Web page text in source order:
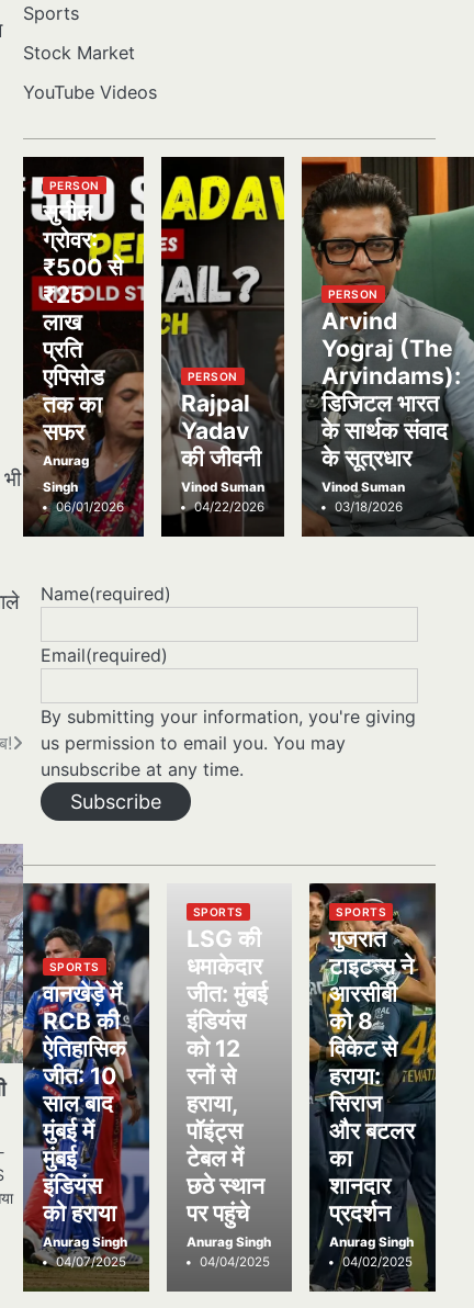
Sports
Stock Market
YouTube Videos
PERSON
सुनील
ग्रोवर:
₹500 से
₹25
लाख
प्रति
एपिसोड
तक का
सफर
Anurag
Singh
06/01/2026
PERSON
Rajpal
Yadav
की जीवनी
Vinod Suman
04/22/2026
PERSON
Arvind
Yograj (The
Arvindams):
डिजिटल भारत
के सार्थक संवाद
के सूत्रधार
Vinod Suman
03/18/2026
Name(required)
Email(required)
By submitting your information, you're giving
us permission to email you. You may
unsubscribe at any time.
Subscribe
SPORTS
वानखेड़े में
RCB की
ऐतिहासिक
जीत: 10
साल बाद
मुंबई में
मुंबई
इंडियंस
को हराया
Anurag Singh
04/07/2025
SPORTS
LSG की
धमाकेदार
जीत: मुंबई
इंडियंस
को 12
रनों से
हराया,
पॉइंट्स
टेबल में
छठे स्थान
पर पहुंचे
Anurag Singh
04/04/2025
SPORTS
गुजरात
टाइटन्स ने
आरसीबी
को 8
विकेट से
हराया:
सिराज
और बटलर
का
शानदार
प्रदर्शन
Anurag Singh
04/02/2025